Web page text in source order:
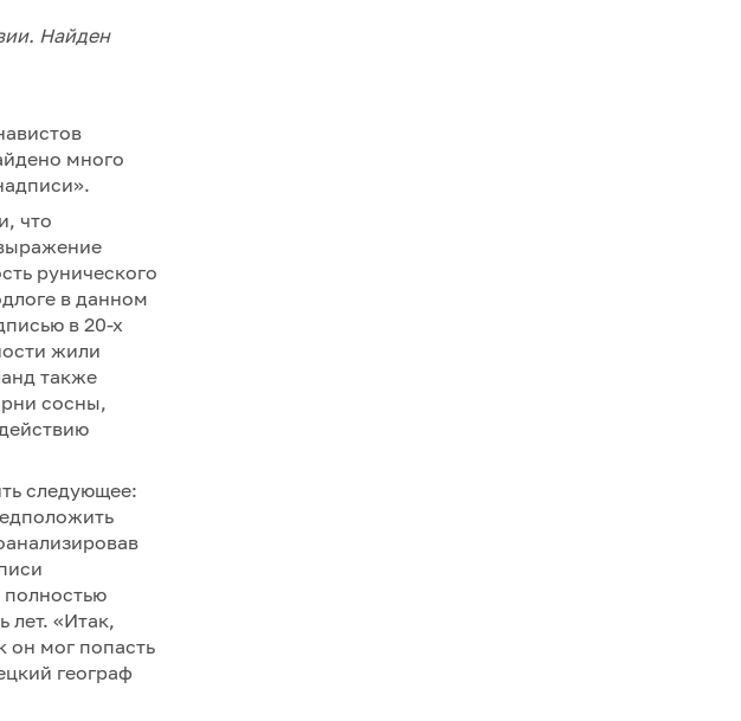
Найден
много
что
рунического
в данном
в 20-х
жили
также
сосны,
следующее:
лет. «Итак,
он мог попасть
географ